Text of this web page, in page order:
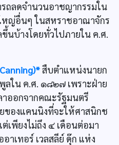
ถลดจำนวนอาชญากรรมใน
หญ่อื่นๆ ในสหราชอาณาจักร
นบ้างโดยทั่วไปภายใน ค.ศ.
สืบตำแหน่งนายก
ลใน ค.ศ. ๑๘๒๗ เพราะฝ่าย
ออกจากคณะรัฐมนตรี
ของแคนนิงที่จะให้ศาสนิกช
เพียงไม่ถึง ๔ เดือนต่อมา
าเทอร์ เวลสลีย์ ดุ๊ก แห่ง